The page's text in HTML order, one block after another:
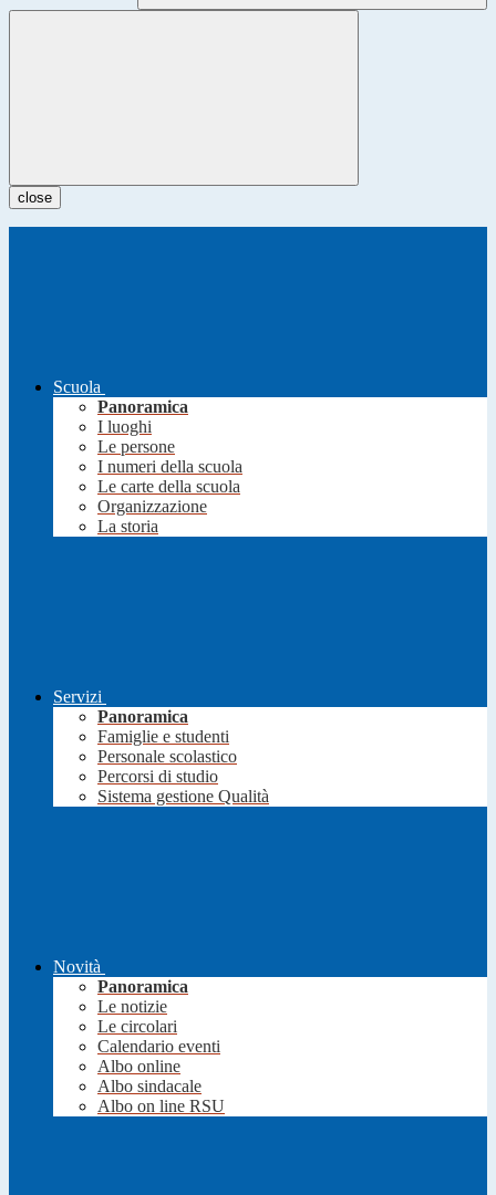
close
Scuola
Panoramica
I luoghi
Le persone
I numeri della scuola
Le carte della scuola
Organizzazione
La storia
Servizi
Panoramica
Famiglie e studenti
Personale scolastico
Percorsi di studio
Sistema gestione Qualità
Novità
Panoramica
Le notizie
Le circolari
Calendario eventi
Albo online
Albo sindacale
Albo on line RSU